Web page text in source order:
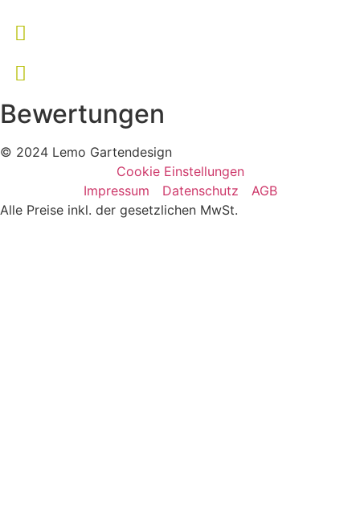
Bewertungen
© 2024 Lemo Gartendesign
Cookie Einstellungen
Impressum
Datenschutz
AGB
Alle Preise inkl. der gesetzlichen MwSt.